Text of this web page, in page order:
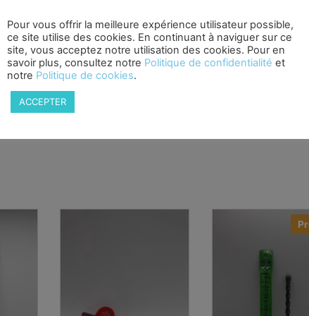
terre cuite, marbre, carrelage jusqu’à classe 5.
le perçage de votre carrelage avec des trous
un peu d’eau pour une perceuse.
Pour vous offrir la meilleure expérience utilisateur possible,
ce site utilise des cookies. En continuant à naviguer sur ce
site, vous acceptez notre utilisation des cookies. Pour en
savoir plus, consultez notre Politique de confidentialité et
notre Politique de cookies.
ACCEPTER